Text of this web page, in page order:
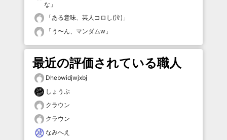
な 」
「ある意味、芸人コロし(泣) 」
「 う〜ん、マンダムw 」
最近の評価されている職人
Dhebwidjwjxbj
しょうぶ
クラウン
クラウン
なみへえ